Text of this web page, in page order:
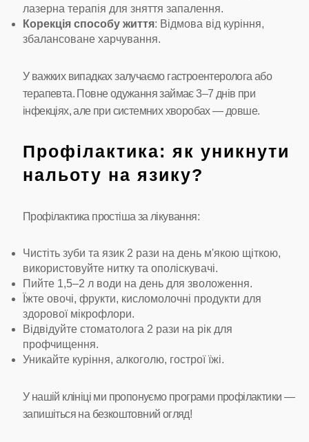
лазерна терапія для зняття запалення.
Корекція способу життя: Відмова від куріння,
збалансоване харчування.
У важких випадках залучаємо гастроентеролога або
терапевта. Повне одужання займає 3–7 днів при
інфекціях, але при системних хворобах — довше.
Профілактика: як уникнути
нальоту на язику?
Профілактика простіша за лікування:
Чистіть зуби та язик 2 рази на день м'якою щіткою,
використовуйте нитку та ополіскувачі.
Пийте 1,5–2 л води на день для зволоження.
Їжте овочі, фрукти, кисломолочні продукти для
здорової мікрофлори.
Відвідуйте стоматолога 2 рази на рік для
профчищення.
Уникайте куріння, алкоголю, гострої їжі.
У нашій клініці ми пропонуємо програми профілактики —
запишіться на безкоштовний огляд!